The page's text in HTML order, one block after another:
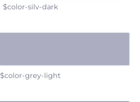
$color-silv-dark
$color-grey-light